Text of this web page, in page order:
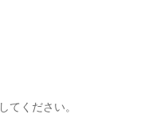
してください。